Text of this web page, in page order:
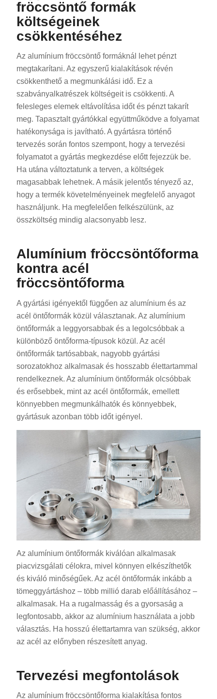
fröccsöntő formák
költségeinek
csökkentéséhez
Az alumínium fröccsöntő formáknál lehet pénzt
megtakarítani. Az egyszerű kialakítások révén
csökkenthető a megmunkálási idő. Ez a
szabványalkatrészek költségeit is csökkenti. A
felesleges elemek eltávolítása időt és pénzt takarít
meg. Tapasztalt gyártókkal együttműködve a folyamat
hatékonysága is javítható. A gyártásra történő
tervezés során fontos szempont, hogy a tervezési
folyamatot a gyártás megkezdése előtt fejezzük be.
Ha utána változtatunk a terven, a költségek
magasabbak lehetnek. A másik jelentős tényező az,
hogy a termék követelményeinek megfelelő anyagot
használjunk. Ha megfelelően felkészülünk, az
összköltség mindig alacsonyabb lesz.
Alumínium fröccsöntőforma
kontra acél
fröccsöntőforma
A gyártási igényektől függően az alumínium és az
acél öntőformák közül választanak. Az alumínium
öntőformák a leggyorsabbak és a legolcsóbbak a
különböző öntőforma-típusok közül. Az acél
öntőformák tartósabbak, nagyobb gyártási
sorozatokhoz alkalmasak és hosszabb élettartammal
rendelkeznek. Az alumínium öntőformák olcsóbbak
és erősebbek, mint az acél öntőformák, emellett
könnyebben megmunkálhatók és könnyebbek,
gyártásuk azonban több időt igényel.
Az alumínium öntőformák kiválóan alkalmasak
piacvizsgálati célokra, mivel könnyen elkészíthetők
és kiváló minőségűek. Az acél öntőformák inkább a
tömeggyártáshoz – több millió darab előállításához –
alkalmasak. Ha a rugalmasság és a gyorsaság a
legfontosabb, akkor az alumínium használata a jobb
választás. Ha hosszú élettartamra van szükség, akkor
az acél az előnyben részesített anyag.
Tervezési megfontolások
Az alumínium fröccsöntőforma kialakítása fontos